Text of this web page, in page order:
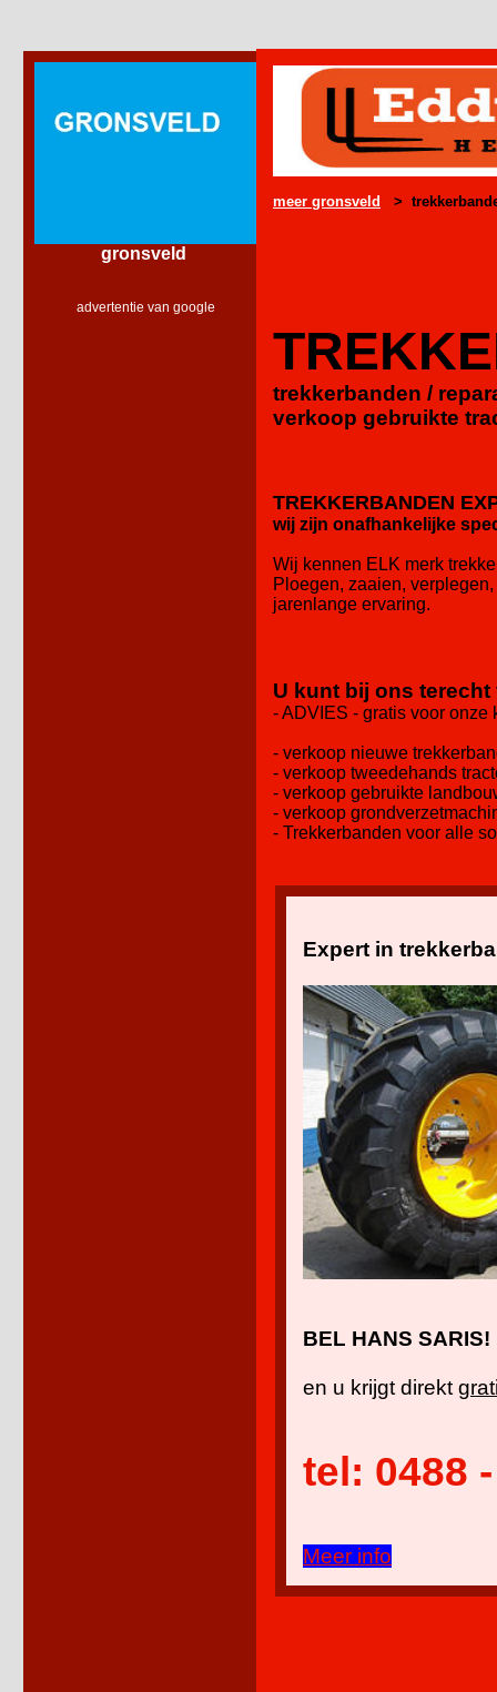
gronsveld
advertentie van google
meer gronsveld >
trekkerbanden /
verkoop gebruikte
TREKKERBANDEN
wij zijn onafhankelijke
Wij kennen ELK merk
Ploegen, zaaien,
jarenlange ervaring.
U kunt bij ons terecht
- ADVIES - gratis voor
- verkoop nieuwe
- verkoop tweedehands
- verkoop gebruikte
- verkoop
- Trekkerbanden voor alle
Expert in
BEL HANS SARIS!
en u krijgt direkt
tel: 0488
Meer info